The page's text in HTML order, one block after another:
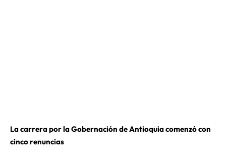
La carrera por la Gobernación de Antioquia comenzó con
cinco renuncias